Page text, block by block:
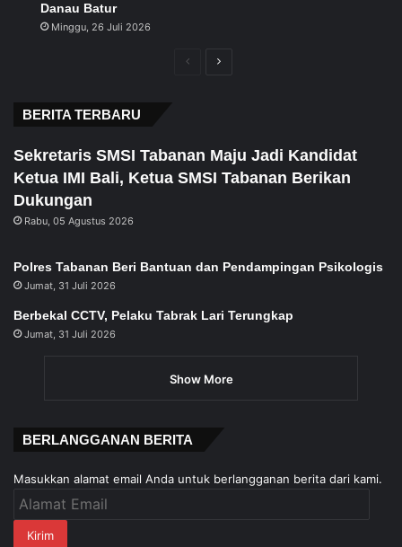
Danau Batur
Minggu, 26 Juli 2026
PreviousNext
BERITA TERBARU
Sekretaris SMSI Tabanan Maju Jadi Kandidat
Ketua IMI Bali, Ketua SMSI Tabanan Berikan
Dukungan
Rabu, 05 Agustus 2026
Polres Tabanan Beri Bantuan dan Pendampingan Psikologis
Jumat, 31 Juli 2026
Berbekal CCTV, Pelaku Tabrak Lari Terungkap
Jumat, 31 Juli 2026
Show More
BERLANGGANAN BERITA
Masukkan alamat email Anda untuk berlangganan berita dari kami.
Alamat
Kirim